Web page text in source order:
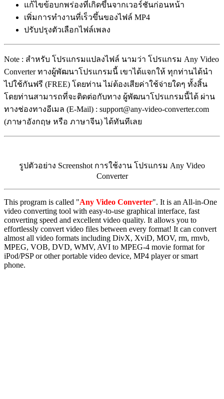
แก้ไขข้อบกพร่องที่เกิดขึ้นจากเวอร์ชันก่อนหน้า
เพิ่มการทำงานที่เร็วขึ้นของไฟล์ MP4
ปรับปรุงตัวเลือกไฟล์เพลง
Note : สำหรับ โปรแกรมแปลงไฟล์ นามว่า โปรแกรม Any Video
Converter ทางผู้พัฒนาโปรแกรมนี้ เขาได้แจกให้ ทุกท่านได้นำ
ไปใช้กันฟรี (FREE) โดยท่าน ไม่ต้องเสียค่าใช้จ่ายใดๆ ทั้งสิ้น
โดยท่านสามารถที่จะติดต่อกับทาง ผู้พัฒนาโปรแกรมนี้ได้ ผ่าน
ทางช่องทางอีเมล (E-Mail) : support@any-video-converter.com
(ภาษาอังกฤษ หรือ ภาษาจีน) ได้ทันทีเลย
รูปตัวอย่าง Screenshot การใช้งาน โปรแกรม Any Video
Converter
This program is called "Any Video Converter". It is an All-in-One
video converting tool with easy-to-use graphical interface, fast
converting speed and excellent video quality. It allows you to
effortlessly convert video files between every format! It can convert
almost all video formats including DivX, XviD, MOV, rm, rmvb,
MPEG, VOB, DVD, WMV, AVI to MPEG-4 movie format for
iPod/PSP or other portable video device, MP4 player or smart
phone.